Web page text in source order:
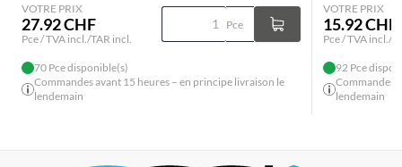
VOTRE PRIX
27.92 CHF
Pce / TVA incl./TAR incl.
Pce
70 Pce disponible(s)
Commandes avant 15 heures – en principe livraison le
lendemain
VOTRE PRIX
15.92 CHF
Pce / TVA incl./
92 Pce
Commandes
lendemain